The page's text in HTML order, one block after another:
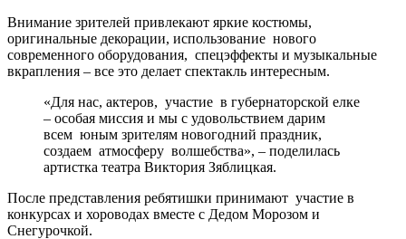
Внимание зрителей привлекают яркие костюмы,
оригинальные декорации, использование нового
современного оборудования, спецэффекты и музыкальные
вкрапления – все это делает спектакль интересным.
«Для нас, актеров, участие в губернаторской елке
– особая миссия и мы с удовольствием дарим
всем юным зрителям новогодний праздник,
создаем атмосферу волшебства», – поделилась
артистка театра Виктория Зяблицкая.
После представления ребятишки принимают участие в
конкурсах и хороводах вместе с Дедом Морозом и
Снегурочкой.